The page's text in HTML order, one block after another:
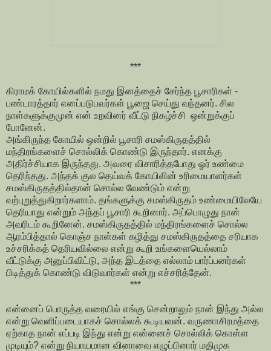
***
கிராமக் கோயில்களில் நமது இனத்தைச் சேர்ந்த பூசாரிகள் -
பண்டாரத்தார் எனப்படுபவர்கள் பூஜை செய்து வந்தனர். சில
நாள்களுக்குமுன் என் உறவினர் வீட்டு நிகழ்ச்சி ஒன்றுக்குப்
போனேன்.
அங்கிருந்த கோயில் ஒன்றில் பூசாரி சமஸ்கிருதத்தில்
மந்திரங்களைச் சொல்லிக் கொண்டு இருந்தார். எனக்கு
அதிர்ச்சியாக இருந்தது. அவரை விசாரித்தபோது ஓர் உண்மை
தெரிந்தது. அந்தக் குல தெய்வக் கோயிலின் உரிமையாளர்கள்
சமஸ்கிருதத்தில்தான் சொல்ல வேண்டும் என்று
வற்புறுத்துகிறார்களாம். தங்களுக்கு சமஸ்கிருதம் உண்மையிலேயே
தெரியாது என்றும் அந்தப் பூசாரி கூறினார். அப்பொழுது நான்
அவரிடம் கூறினேன். சமஸ்கிருதத்தில் மந்திரங்களைச் சொல்ல
ஆரம்பித்தால் கொஞ்ச நாள்கள் கழித்து சமஸ்கிருதத்தை சரியாக
உச்சரிக்கத் தெரியவில்லை என்று கூறி உங்களையெல்லாம்
வீட்டுக்கு அனுப்பிவிட்டு, அந்த இடத்தை எல்லாம் பார்ப்பனர்கள்
பிடித்துக் கொண்டு விடுவார்கள் என்று எச்சரித்தேன்.
***
என்னைப் பொருத்த வரையில் எங்கு சென்றாலும் நான் இந்து அல்ல
என்று வெளிப்படையாகச் சொல்லக் கூடியவன். வருணாசிரமத்தை
ஏற்காத நான் எப்படி இந்து என்று என்னைச் சொல்லிக் கொள்ள
முடியும்? என்று நியாயமான வினாவை எழுப்பினார் மதிமுக